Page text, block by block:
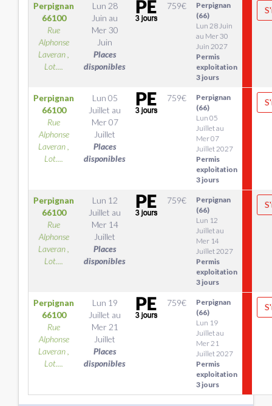
Perpignan
66100
Rue
Alphonse
Laveran ,
Lot....
Lun 28
Juin au
Mer 30
Juin
Places
disponibles
759€
Perpignan
(66)
Lun 28 Juin
au Mer 30
Juin 2027
Permis
exploitation
3 jours
Perpignan
66100
Rue
Alphonse
Laveran ,
Lot....
Lun 05
Juillet au
Mer 07
Juillet
Places
disponibles
759€
Perpignan
(66)
Lun 05
Juillet au
Mer 07
Juillet 2027
Permis
exploitation
3 jours
Perpignan
66100
Rue
Alphonse
Laveran ,
Lot....
Lun 12
Juillet au
Mer 14
Juillet
Places
disponibles
759€
Perpignan
(66)
Lun 12
Juillet au
Mer 14
Juillet 2027
Permis
exploitation
3 jours
Perpignan
66100
Rue
Alphonse
Laveran ,
Lot....
Lun 19
Juillet au
Mer 21
Juillet
Places
disponibles
759€
Perpignan
(66)
Lun 19
Juillet au
Mer 21
Juillet 2027
Permis
exploitation
3 jours